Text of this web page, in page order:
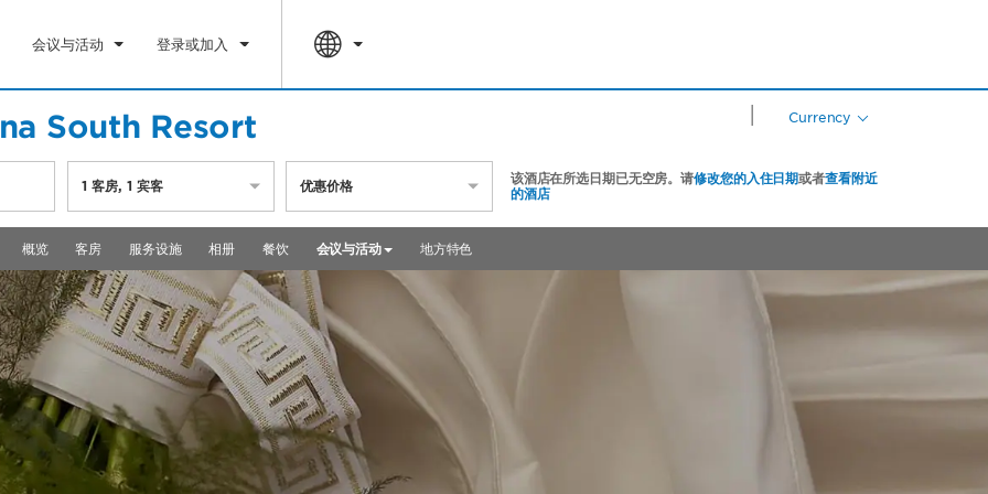
会议与活动 登录或加入
South Resort Currency
1 客房,1 宾客 优惠价格 该酒店在所选日期已无空房。请修改您的入住日期或者查看附近
的酒店
概览 客房 服务设施 相册 餐饮 会议与活动 地方特色